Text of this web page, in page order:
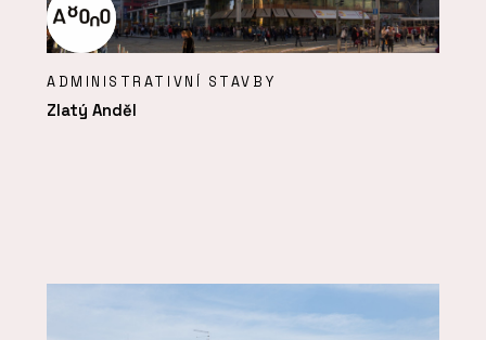
ADMINISTRATIVNÍ STAVBY
Zlatý Anděl